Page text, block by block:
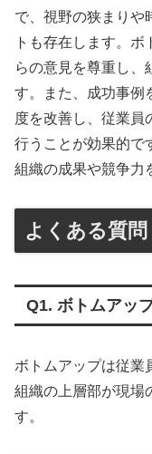
で、視野の狭まりや
トも存在します。
らの意見を尊重し、
す。また、成功事例
度を改善し、従業員
行うことが効果的で
組織の成果や競争力
よくある質問
Q1. ボトムアッ
ボトムアップは従業
組織の上層部が現場
す。